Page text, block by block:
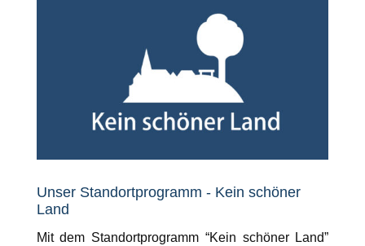
Unser Standortprogramm - Kein schöner
Land
Mit dem Standortprogramm “Kein schöner Land”